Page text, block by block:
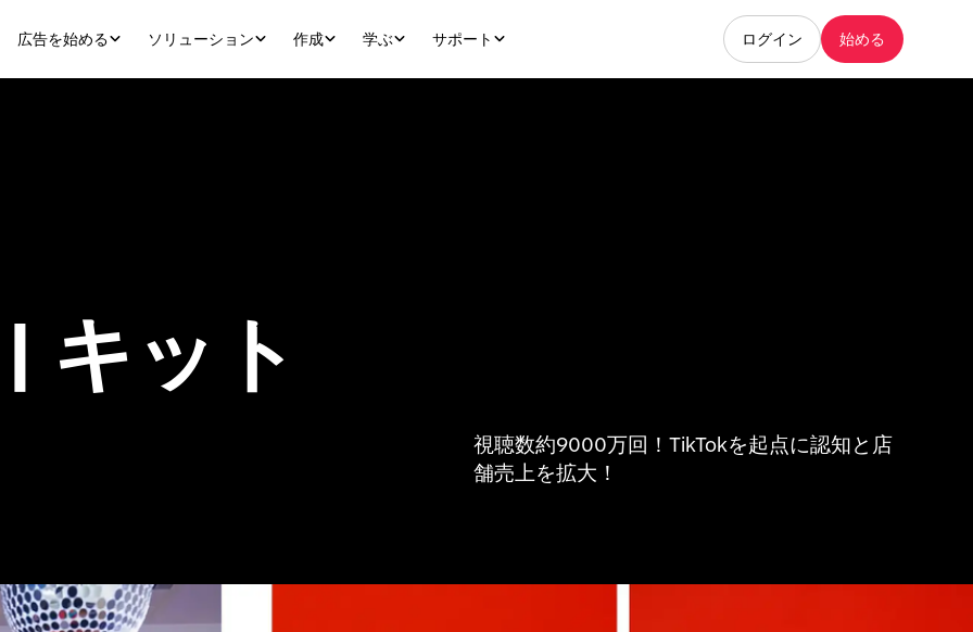
広告を始める ソリューション 作成 学ぶ サポート ログイン 始める
キット
視聴数約9000万回！TikTokを起点に認知と店
舗売上を拡大！